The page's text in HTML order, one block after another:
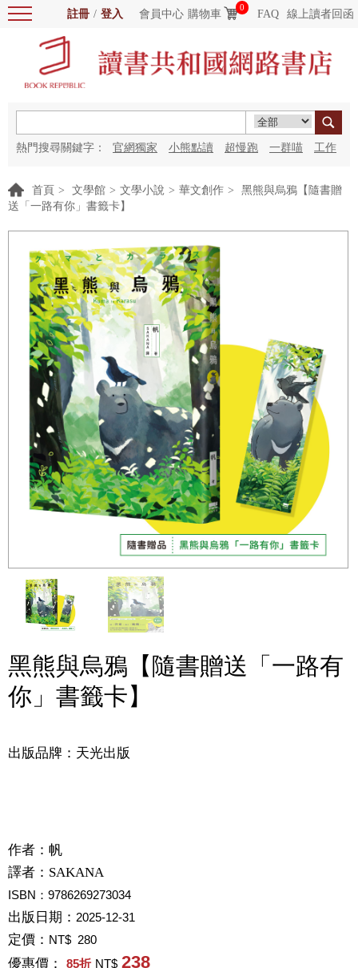
註冊 / 登入 會員中心 購物車
0
FAQ 線上讀者回函
熱門搜尋關鍵字： 官網獨家 小熊點讀 超慢跑 一群喵 工作
首頁 > 文學館 > 文學小說 > 華文創作 >
黑熊與烏鴉【隨書贈
送「一路有你」書籤卡】
黑熊與烏鴉【隨書贈送「一路有
你」書籤卡】
出版品牌：天光出版
作者： 帆
譯者： SAKANA
ISBN：9786269273034
出版日期： 2025-12-31
定價： NT$ 280
優惠價： 85折 NT$ 238